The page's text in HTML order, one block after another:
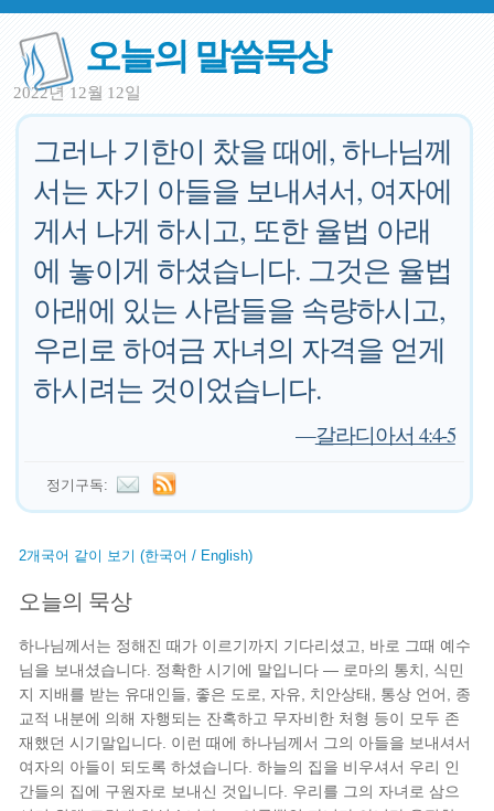
오늘의 말씀묵상
2022년 12월 12일
그러나 기한이 찼을 때에, 하나님께
서는 자기 아들을 보내셔서, 여자에
게서 나게 하시고, 또한 율법 아래
에 놓이게 하셨습니다. 그것은 율법
아래에 있는 사람들을 속량하시고,
우리로 하여금 자녀의 자격을 얻게
하시려는 것이었습니다.
—갈라디아서 4:4-5
정기구독:
2개국어 같이 보기 (한국어 / English)
오늘의 묵상
하나님께서는 정해진 때가 이르기까지 기다리셨고, 바로 그때 예수
님을 보내셨습니다. 정확한 시기에 말입니다 — 로마의 통치, 식민
지 지배를 받는 유대인들, 좋은 도로, 자유, 치안상태, 통상 언어, 종
교적 내분에 의해 자행되는 잔혹하고 무자비한 처형 등이 모두 존
재했던 시기말입니다. 이런 때에 하나님께서 그의 아들을 보내셔서
여자의 아들이 되도록 하셨습니다. 하늘의 집을 비우셔서 우리 인
간들의 집에 구원자로 보내신 것입니다. 우리를 그의 자녀로 삼으